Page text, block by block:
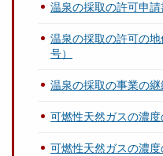
温泉の採取の許可申請
温泉の採取の許可の
号）
温泉の採取の事業の継
可燃性天然ガスの濃度
可燃性天然ガスの濃